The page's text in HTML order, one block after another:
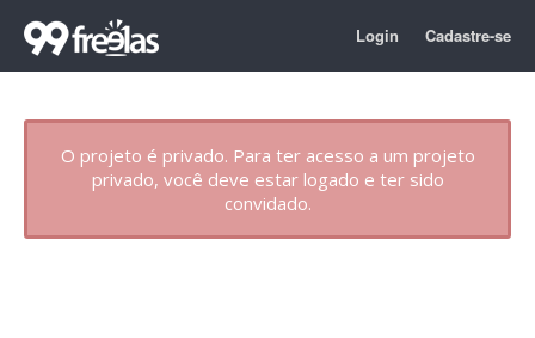
Login Cadastre-se
O projeto é privado. Para ter acesso a um projeto
privado, você deve estar logado e ter sido
convidado.